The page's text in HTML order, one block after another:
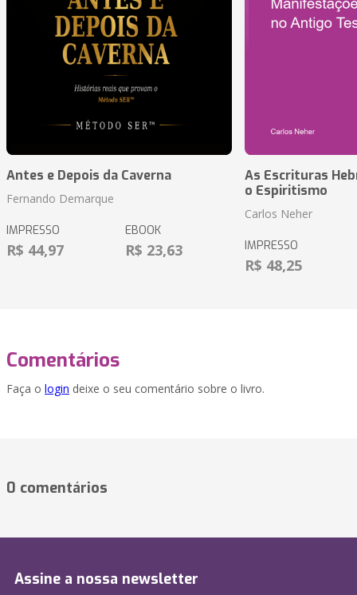
Antes e Depois da Caverna
Fernando Demarque
IMPRESSO
R$ 44,97
EBOOK
R$ 23,63
As Escrituras
o Espiritismo
Carlos Neher
IMPRESSO
R$ 48,25
Comentários
Faça o login deixe o seu comentário sobre o livro.
0 comentários
Assine a nossa newsletter